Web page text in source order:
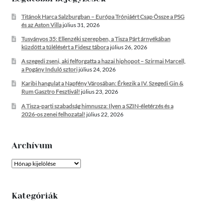
Titánok Harca Salzburgban – Európa Trónjáért Csap Össze a PSG
és az Aston Villajúlius 31, 2026
Tusványos 35: Ellenzéki szerepben, a Tisza Párt árnyékában
küzdött a túlélésért a Fidesz táborajúlius 26, 2026
A szegedi zseni, aki felforgatta a hazai hiphopot – Szirmai Marcell,
a Pogány Induló sztorijúlius 24, 2026
Karibi hangulat a Napfény Városában: Érkezik a IV. Szegedi Gin &
Rum Gasztro Fesztivál! július 23, 2026
A Tisza-parti szabadság himnusza: Ilyen a SZIN-életérzés és a
2026-os zenei felhozatal! július 22, 2026
Archívum
Archívum
Kategóriák